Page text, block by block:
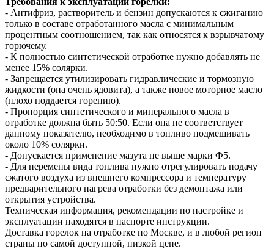
- Антифриз, растворитель и бензин допускаются к сжиганию
только в составе отработанного масла с минимальным
процентным соотношением, так как относятся к взрывчатому
горючему.
- К полностью синтетической отработке нужно добавлять не
менее 15% солярки.
- Запрещается утилизировать гидравлические и тормозную
жидкости (она очень ядовита), а также новое моторное масло
(плохо поддается горению).
- Пропорция синтетического и минерального масла в
отработке должна быть 50:50. Если она не соответствует
данному показателю, необходимо в топливо подмешивать
около 10% солярки.
- Допускается применение мазута не выше марки Ф5.
- Для перемены вида топлива нужно отрегулировать подачу
сжатого воздуха из внешнего компрессора и температуру
предварительного нагрева отработки без демонтажа или
открытия устройства.
Техническая информация, рекомендации по настройке и
эксплуатации находятся в паспорте инструкции.
Доставка горелок на отработке по Москве, и в любой регион
страны по самой доступной, низкой цене.